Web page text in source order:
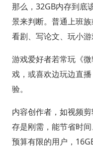
那么，32GB内存到底
景来判断。普通上班
看剧、写论文、玩小游
游戏爱好者若常玩《
戏，或喜欢边玩边直
验。
内容创作者，如视频
存是刚需，能节省时
预算有限的用户，